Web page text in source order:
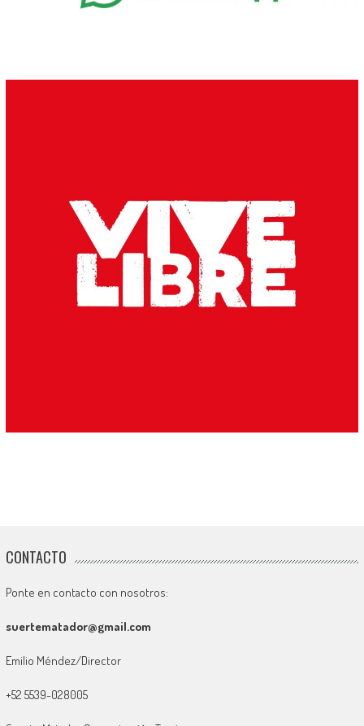
CONTACTO
Ponte en contacto con nosotros:
suertematador@gmail.com
Emilio Méndez/Director
+52 5539-028005